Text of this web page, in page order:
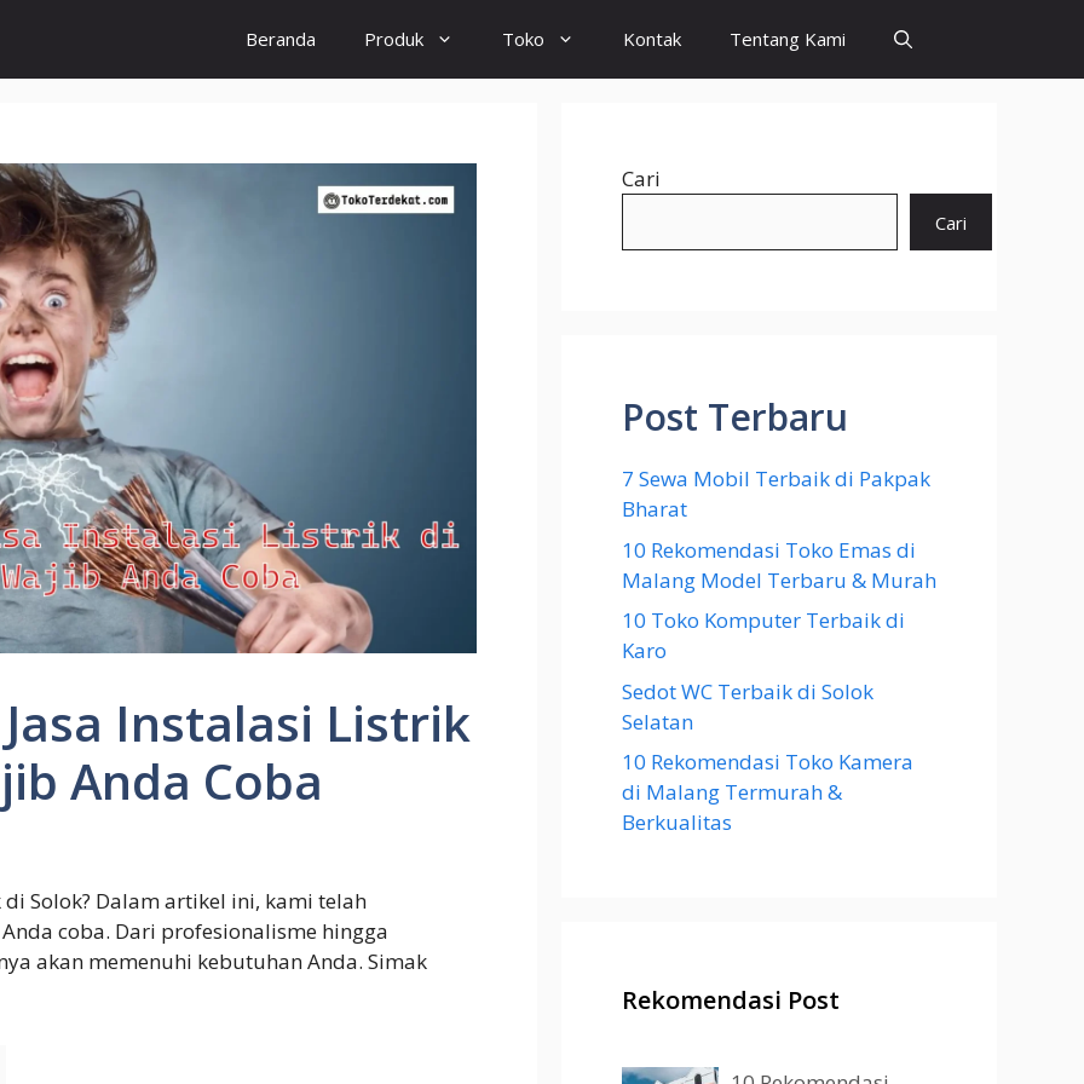
Beranda Produk Toko Kontak Tentang Kami
Instalasi Listrik
Anda Coba
Solok? Dalam artikel ini, kami telah
coba. Dari profesionalisme hingga
akan memenuhi kebutuhan Anda. Simak
Cari
Cari
Post Terbaru
7 Sewa Mobil Terbaik di Pakpak
Bharat
10 Rekomendasi Toko Emas di
Malang Model Terbaru & Murah
10 Toko Komputer Terbaik di
Karo
Sedot WC Terbaik di Solok
Selatan
10 Rekomendasi Toko Kamera
di Malang Termurah &
Berkualitas
Rekomendasi Post